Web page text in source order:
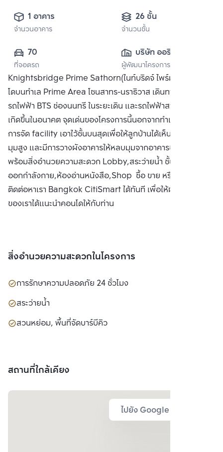
1 อาคาร
จำนวนอาคาร
26 ชั้น
จำนวนชั้น
70
ที่จอดรถ
บริษัท ออริจิ้น
พร็อพเพอร์ตี้ จำกัด
(มหาชน)
ผู้พัฒนาโครงการ
Knightsbridge Prime Sathorn(ไนท์บริดจ์ ไพร์ม สาทร) คอน
โดบนทำเล Prime Area โซนสาทร-นราธิวาส เดินทางสะดวก ใกล้
รถไฟฟ้า BTS ช่องนนทรี ในระยะเดิน และรถไฟฟ้าสายสีเทา ที่จะ
เกิดขึ้นในอนาคต จุดเด่นของโครงการนี้นอกจากทำเลที่ตั้ง ยังมี
การจัด facility เอาไว้ชั้นบนสุดเพื่อให้ลูกบ้านได้เห็น city view
มุมสูง และมีการวางผังอาคารให้หลบมุมจากอาคารข้างเคียง
พร้อมสิ่งอำนวยความสะดวก Lobby,สระว่ายน้ำ ชั้นบนสุด,ห้อง
ออกกำลังกาย,ห้องอ่านหนังสือ,Shop ซื้อ ขาย หรือ เช่าคอนโด
ติดต่อหาเรา Bangkok CitiSmart ได้ทันที เพื่อให้ผู้เชี่ยวชาญ
ของเราได้แนะนำคอนโดให้กับท่าน
สิ่งอำนวยความสะดวกในโครงการ
การรักษาความปลอดภัย 24 ชั่วโมง
สระว่ายน้ำ
สวนหย่อม, พื้นที่จัดบาร์บีคิว
สถานที่ใกล้เคียง
ไปยัง Google Map